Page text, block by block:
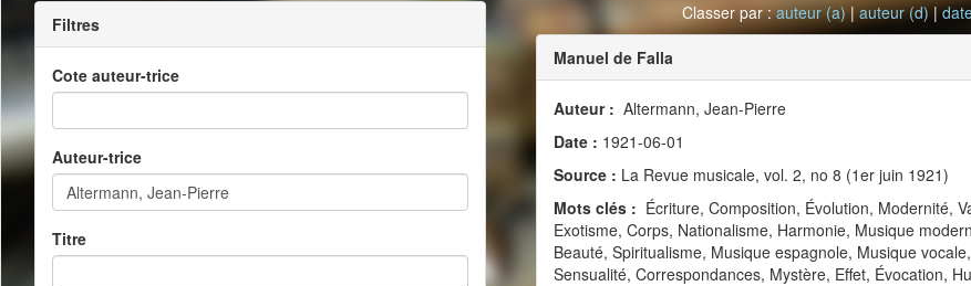
Filtres
Cote auteur-trice
Auteur-trice
Titre
Classer par :auteur (a)|auteur (d)|
Manuel de Falla
Auteur : Altermann, Jean-Pierre
Date : 1921-06-01
Source : La Revue musicale, vol. 2, no 8 (1er juin 1921)
Mots clés : Écriture, Composition, Évolution, Modernité,
Exotisme, Corps, Nationalisme, Harmonie, Musique
Beauté, Spiritualisme, Musique espagnole, Musique
Sensualité, Correspondances, Mystère, Effet, Évocation,